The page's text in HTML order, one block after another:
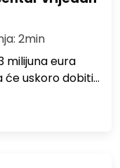
2min
milijuna eura
uskoro dobiti…